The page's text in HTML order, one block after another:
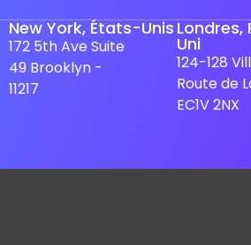
New York, États-Unis
172 5th Ave Suite
49 Brooklyn -
11217
Londres,
Uni
124-128
Route de
EC1V 2NX